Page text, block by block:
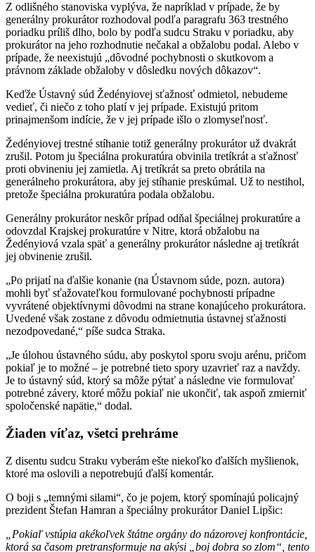
Z odlišného stanoviska vyplýva, že napríklad v prípade, že by
generálny prokurátor rozhodoval podľa paragrafu 363 trestného
poriadku príliš dlho, bolo by podľa sudcu Straku v poriadku, aby
prokurátor na jeho rozhodnutie nečakal a obžalobu podal. Alebo v
prípade, že neexistujú „dôvodné pochybnosti o skutkovom a
právnom základe obžaloby v dôsledku nových dôkazov“.
Keďže Ústavný súd Žedényiovej sťažnosť odmietol, nebudeme
vedieť, či niečo z toho platí v jej prípade. Existujú pritom
prinajmenšom indície, že v jej prípade išlo o zlomyseľnosť.
Žedényiovej trestné stíhanie totiž generálny prokurátor už dvakrát
zrušil. Potom ju špeciálna prokuratúra obvinila tretíkrát a sťažnosť
proti obvineniu jej zamietla. Aj tretíkrát sa preto obrátila na
generálneho prokurátora, aby jej stíhanie preskúmal. Už to nestihol,
pretože špeciálna prokuratúra podala obžalobu.
Generálny prokurátor neskôr prípad odňal špeciálnej prokuratúre a
odovzdal Krajskej prokuratúre v Nitre, ktorá obžalobu na
Žedényiová vzala späť a generálny prokurátor následne aj tretíkrát
jej obvinenie zrušil.
„Po prijatí na ďalšie konanie (na Ústavnom súde, pozn. autora)
mohli byť sťažovateľkou formulované pochybnosti prípadne
vyvrátené objektívnymi dôvodmi na strane konajúceho prokurátora.
Uvedené však zostane z dôvodu odmietnutia ústavnej sťažnosti
nezodpovedané,“ píše sudca Straka.
„Je úlohou ústavného súdu, aby poskytol sporu svoju arénu, pričom
pokiaľ je to možné – je potrebné tieto spory uzavrieť raz a navždy.
Je to ústavný súd, ktorý sa môže pýtať a následne vie formulovať
potrebné závery, ktoré môžu pokiaľ nie ukončiť, tak aspoň zmierniť
spoločenské napätie,“ dodal.
Žiaden víťaz, všetci prehráme
Z disentu sudcu Straku vyberám ešte niekoľko ďalších myšlienok,
ktoré ma oslovili a nepotrebujú ďalší komentár.
O boji s „temnými silami“, čo je pojem, ktorý spomínajú policajný
prezident Štefan Hamran a špeciálny prokurátor Daniel Lipšic:
„Pokiaľ vstúpia akékoľvek štátne orgány do názorovej konfrontácie,
ktorá sa časom pretransformuje na akýsi „boj dobra so zlom“, tento